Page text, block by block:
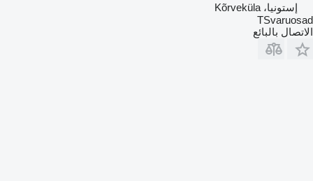
إستونيا، Kõrveküla
TSvaruosad
الاتصال بالبائع